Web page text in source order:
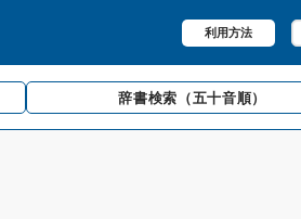
利用方法
辞書検索 （五十音順）